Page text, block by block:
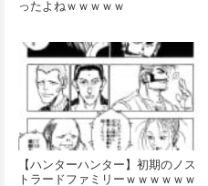
ったよねｗｗｗｗｗ
【ハンターハンター】初期のノス
トラードファミリーｗｗｗｗｗｗ